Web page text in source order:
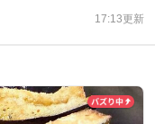
17:13更新